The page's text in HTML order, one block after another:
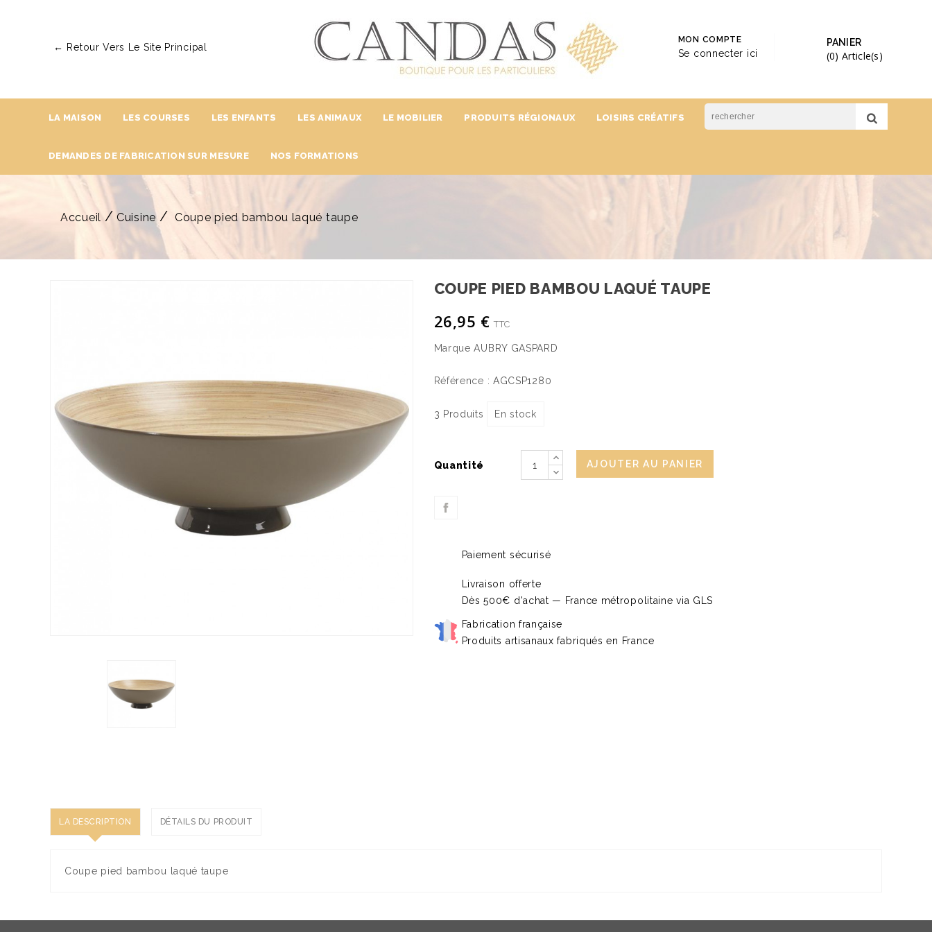
← Retour Vers Le Site Principal PANIER
(0) Article(s)
MON COMPTE
Se connecter ici
LA MAISON LES COURSES LES ENFANTS LES ANIMAUX LE MOBILIER PRODUITS RÉGIONAUX LOISIRS CRÉATIFS
DEMANDES DE FABRICATION SUR MESURE NOS FORMATIONS
Accueil Cuisine Coupe pied bambou laqué taupe
COUPE PIED BAMBOU LAQUÉ TAUPE
26,95 € TTC
Marque AUBRY GASPARD
Référence : AGCSP1280
3 Produits En stock
Quantité AJOUTER AU PANIER
Paiement sécurisé
Livraison offerte
Dès 500€ d'achat — France métropolitaine via GLS
Fabrication française
Produits artisanaux fabriqués en France
LA DESCRIPTION DÉTAILS DU PRODUIT
Coupe pied bambou laqué taupe